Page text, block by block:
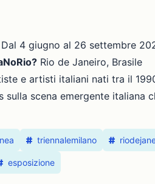
Dal 4 giugno al 26 settembre
Rio de Janeiro, Brasile
e artisti italiani nati tra il
sulla scena emergente italiana
triennalemilano
esposizione